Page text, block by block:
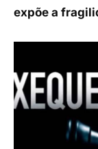
expõe a